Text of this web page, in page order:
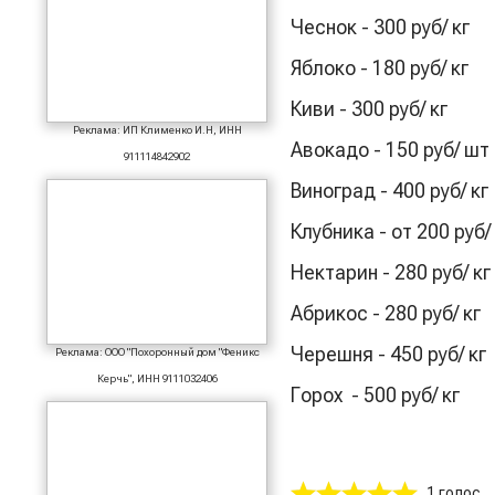
Реклама: ИП Клименко И.Н, ИНН
911114842902
Реклама: ООО "Похоронный дом "Феникс
Керчь", ИНН 9111032406
Чеснок - 300 руб/ кг
Яблоко - 180 руб/ кг
Киви - 300 руб/ кг
Авокадо - 150 руб/ шт
Виноград - 400 руб/ кг
Клубника - от 200 руб/
Нектарин - 280 руб/ кг
Абрикос - 280 руб/ кг
Черешня - 450 руб/ кг
Горох - 500 руб/ кг